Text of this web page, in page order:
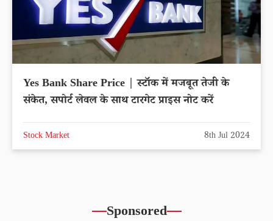
Yes Bank Share Price | स्टॉक में मजबूत तेजी के
संकेत, सपोर्ट लेवल के साथ टारगेट प्राइस नोट करें
Stock Market 8th Jul 2024
Sponsored